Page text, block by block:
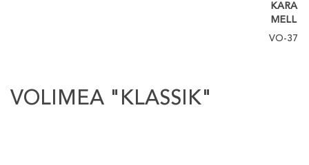
KARA
MELL
VO-37
VOLIMEA "KLASSIK"